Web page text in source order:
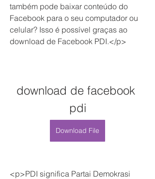
também pode baixar conteúdo do
Facebook para o seu computador ou
celular? Isso é possível graças ao
download de Facebook PDI.</p>
download de facebook
pdi
Download File
<p>PDI significa Partai Demokrasi